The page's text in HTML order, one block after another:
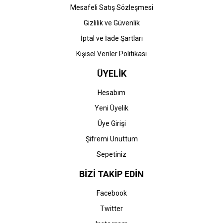
Mesafeli Satış Sözleşmesi
Gizlilik ve Güvenlik
İptal ve İade Şartları
Kişisel Veriler Politikası
ÜYELİK
Hesabım
Yeni Üyelik
Üye Girişi
Şifremi Unuttum
Sepetiniz
BİZİ TAKİP EDİN
Facebook
Twitter